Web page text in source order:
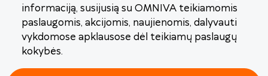
informaciją, susijusią su OMNIVA teikiamomis
paslaugomis, akcijomis, naujienomis, dalyvauti
vykdomose apklausose dėl teikiamų paslaugų
kokybės.